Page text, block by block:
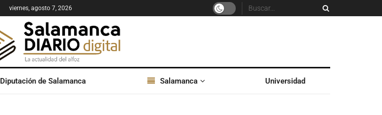
viernes, agosto 7, 2026
Diputación de Salamanca Salamanca Universidad